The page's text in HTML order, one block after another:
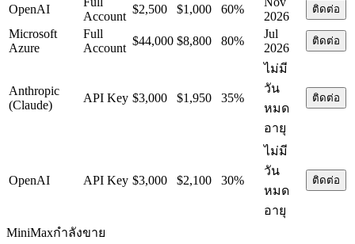
OpenAI
Account
$2,500 $1,000 60%
2026
ติดต่อ
Microsoft
Azure
Full
Account
$44,000 $8,800 80%
Jul
2026
ติดต่อ
Anthropic
(Claude)
API Key $3,000 $1,950 35%
ไม่มี
วัน
หมด
อายุ
ติดต่อ
OpenAI API Key $3,000 $2,100 30%
ไม่มี
วัน
หมด
อายุ
ติดต่อ
MiniMaxกำลังขาย